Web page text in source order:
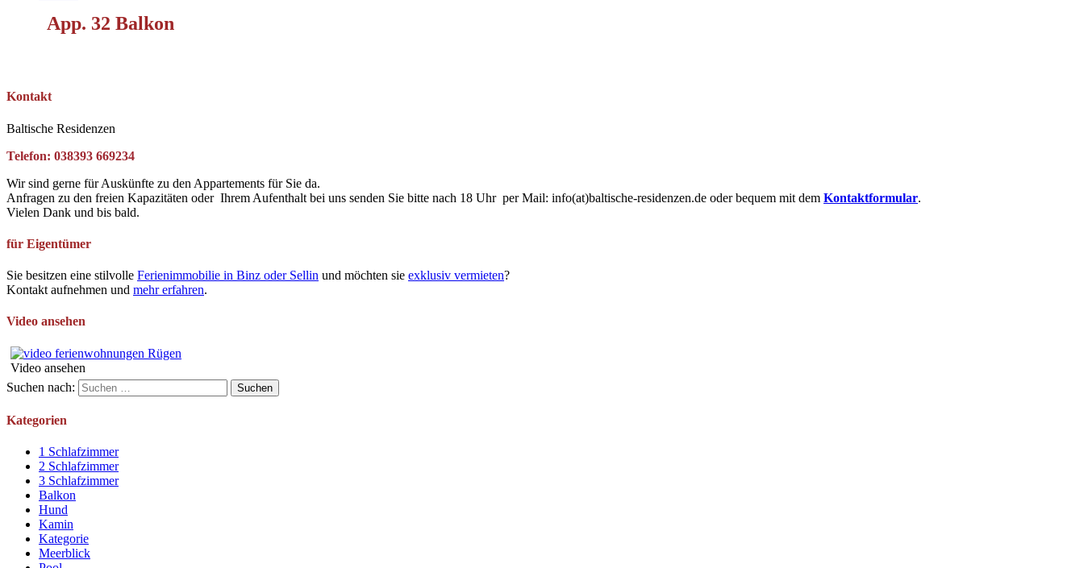
App. 32 Balkon
Kontakt
Baltische Residenzen
Telefon: 038393 669234
Wir sind gerne für Auskünfte zu den Appartements für Sie da.
Anfragen zu den freien Kapazitäten oder Ihrem Aufenthalt bei uns senden Sie bitte nach 18 Uhr per Mail: info(at)baltische-residenzen.de oder bequem mit dem Kontaktformular.
Vielen Dank und bis bald.
für Eigentümer
Sie besitzen eine stilvolle Ferienimmobilie in Binz oder Sellin und möchten sie exklusiv vermieten?
Kontakt aufnehmen und mehr erfahren.
Video ansehen
Video ansehen
Suchen nach:
Kategorien
1 Schlafzimmer
2 Schlafzimmer
3 Schlafzimmer
Balkon
Hund
Kamin
Kategorie
Meerblick